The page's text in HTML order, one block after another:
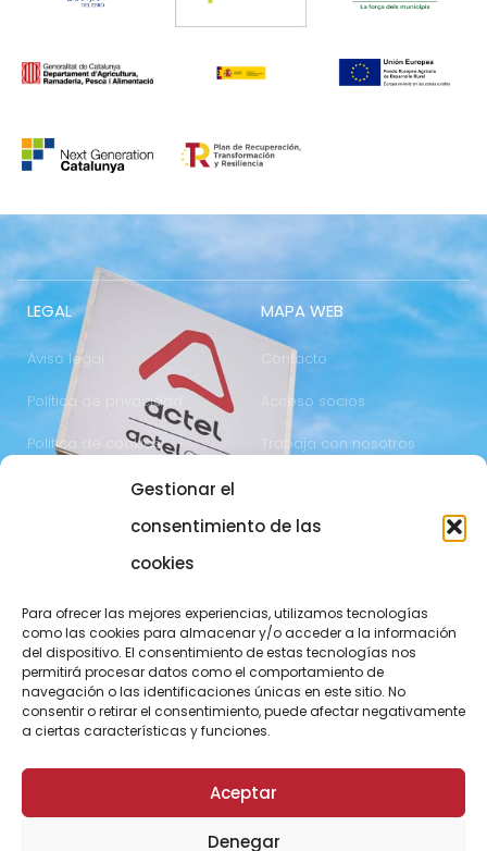
Gestionar el
consentimiento de las
cookies
Para ofrecer las mejores experiencias, utilizamos tecnologías
como las cookies para almacenar y/o acceder a la información
del dispositivo. El consentimiento de estas tecnologías nos
permitirá procesar datos como el comportamiento de
navegación o las identificaciones únicas en este sitio. No
consentir o retirar el consentimiento, puede afectar negativamente
a ciertas características y funciones.
Aceptar
Denegar
LEGAL
Aviso legal
Política de privacidad
Política de cookies
MAPA WEB
Contacto
Acceso socios
Trabaja con nosotros
973 700 800
25196 Lleida
comunicacio@actel.es
CONOCE NOVACOOP